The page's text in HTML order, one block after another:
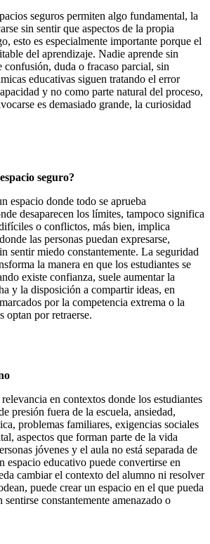
seguros permiten algo fundamental, la
sin sentir que aspectos de la propia
esto es especialmente importante porque el
del aprendizaje. Nadie aprende sin
confusión, duda o fracaso parcial, sin
educativas siguen tratando el error
y no como parte natural del proceso,
es demasiado grande, la curiosidad
seguro?
espacio donde todo se aprueba
desaparecen los límites, tampoco significa
o conflictos, más bien, implica
las personas puedan expresarse,
sentir miedo constantemente. La seguridad
la manera en que los estudiantes se
existe confianza, suele aumentar la
y la disposición a compartir ideas, en
por la competencia extrema o la
optan por retraerse.
en contextos donde los estudiantes
presión fuera de la escuela, ansiedad,
problemas familiares, exigencias sociales
aspectos que forman parte de la vida
jóvenes y el aula no está separada de
espacio educativo puede convertirse en
cambiar el contexto del alumno ni resolver
puede crear un espacio en el que pueda
sentirse constantemente amenazado o